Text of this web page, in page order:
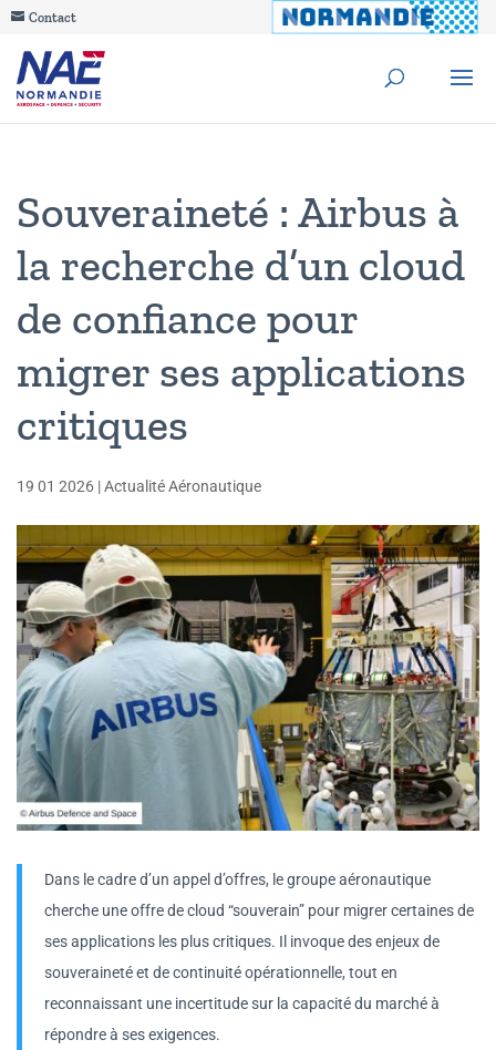
Contact
Souveraineté : Airbus à
la recherche d’un cloud
de confiance pour
migrer ses applications
critiques
19 01 2026 |Actualité Aéronautique
Dans le cadre d’un appel d’offres, le groupe aéronautique
cherche une offre de cloud “souverain” pour migrer certaines de
ses applications les plus critiques. Il invoque des enjeux de
souveraineté et de continuité opérationnelle, tout en
reconnaissant une incertitude sur la capacité du marché à
répondre à ses exigences.